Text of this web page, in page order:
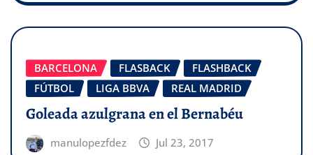
BARCELONA FLASBACK
FLASHBACK
FÚTBOL
LIGA BBVA REAL MADRID
Goleada azulgrana en el Bernabéu
manulopezfdez Jul 23, 2017